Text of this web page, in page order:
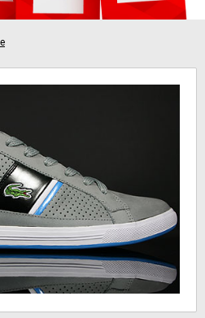
ist leer!
einkaufen